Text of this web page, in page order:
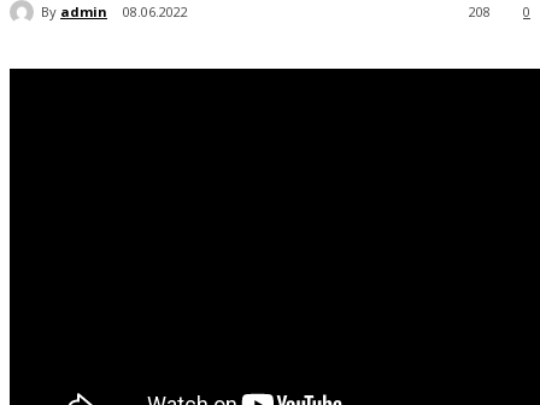
By admin 08.06.2022 0
208